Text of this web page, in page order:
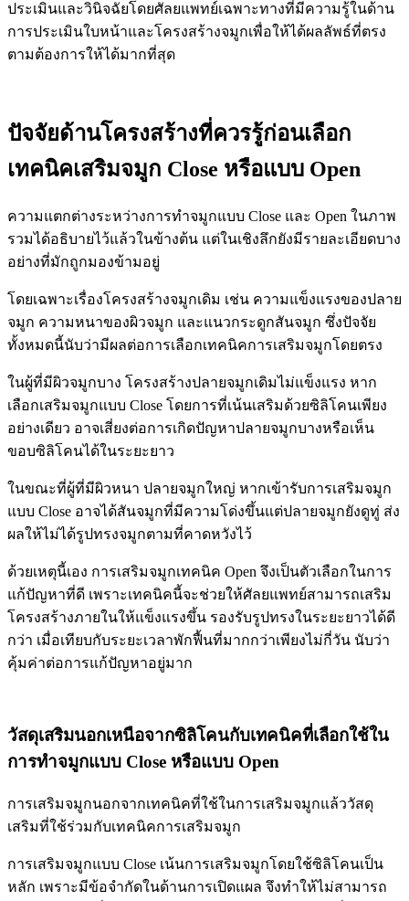
ประเมินและวินิจฉัยโดยศัลยแพทย์เฉพาะทางที่มีความรู้ในด้าน
การประเมินใบหน้าและโครงสร้างจมูกเพื่อให้ได้ผลลัพธ์ที่ตรง
ตามต้องการให้ได้มากที่สุด
ปัจจัยด้านโครงสร้างที่ควรรู้ก่อนเลือก
เทคนิคเสริมจมูก Close หรือแบบ Open
ความแตกต่างระหว่างการทำจมูกแบบ Close และ Open ในภาพ
รวมได้อธิบายไว้แล้วในข้างต้น แต่ในเชิงลึกยังมีรายละเอียดบาง
อย่างที่มักถูกมองข้ามอยู่
โดยเฉพาะเรื่องโครงสร้างจมูกเดิม เช่น ความแข็งแรงของปลาย
จมูก ความหนาของผิวจมูก และแนวกระดูกสันจมูก ซึ่งปัจจัย
ทั้งหมดนี้นับว่ามีผลต่อการเลือกเทคนิคการเสริมจมูกโดยตรง
ในผู้ที่มีผิวจมูกบาง โครงสร้างปลายจมูกเดิมไม่แข็งแรง หาก
เลือกเสริมจมูกแบบ Close โดยการที่เน้นเสริมด้วยซิลิโคนเพียง
อย่างเดียว อาจเสี่ยงต่อการเกิดปัญหาปลายจมูกบางหรือเห็น
ขอบซิลิโคนได้ในระยะยาว
ในขณะที่ผู้ที่มีผิวหนา ปลายจมูกใหญ่ หากเข้ารับการเสริมจมูก
แบบ Close อาจได้สันจมูกที่มีความโด่งขึ้นแต่ปลายจมูกยังดูทู่ ส่ง
ผลให้ไม่ได้รูปทรงจมูกตามที่คาดหวังไว้
ด้วยเหตุนี้เอง การเสริมจมูกเทคนิค Open จึงเป็นตัวเลือกในการ
แก้ปัญหาที่ดี เพราะเทคนิคนี้จะช่วยให้ศัลยแพทย์สามารถเสริม
โครงสร้างภายในให้แข็งแรงขึ้น รองรับรูปทรงในระยะยาวได้ดี
กว่า เมื่อเทียบกับระยะเวลาพักฟื้นที่มากกว่าเพียงไม่กี่วัน นับว่า
คุ้มค่าต่อการแก้ปัญหาอยู่มาก
วัสดุเสริมนอกเหนือจากซิลิโคนกับเทคนิคที่เลือกใช้ใน
การทำจมูกแบบ Close หรือแบบ Open
การเสริมจมูกนอกจากเทคนิคที่ใช้ในการเสริมจมูกแล้ววัสดุ
เสริมที่ใช้ร่วมกับเทคนิคการเสริมจมูก
การเสริมจมูกแบบ Close เน้นการเสริมจมูกโดยใช้ซิลิโคนเป็น
หลัก เพราะมีข้อจำกัดในด้านการเปิดแผล จึงทำให้ไม่สามารถ